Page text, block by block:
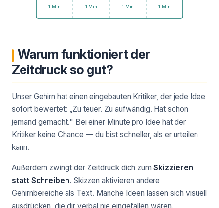
1 Min 1 Min 1 Min 1 Min
Warum funktioniert der
Zeitdruck so gut?
Unser Gehirn hat einen eingebauten Kritiker, der jede Idee
sofort bewertet: „Zu teuer. Zu aufwändig. Hat schon
jemand gemacht." Bei einer Minute pro Idee hat der
Kritiker keine Chance — du bist schneller, als er urteilen
kann.
Außerdem zwingt der Zeitdruck dich zum Skizzieren
statt Schreiben. Skizzen aktivieren andere
Gehirnbereiche als Text. Manche Ideen lassen sich visuell
ausdrücken, die dir verbal nie eingefallen wären.